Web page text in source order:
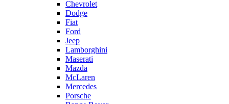
Chevrolet
Dodge
Fiat
Ford
Jeep
Lamborghini
Maserati
Mazda
McLaren
Mercedes
Porsche